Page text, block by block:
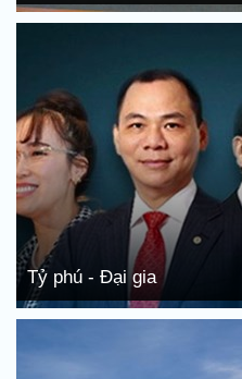
Tỷ phú - Đại gia